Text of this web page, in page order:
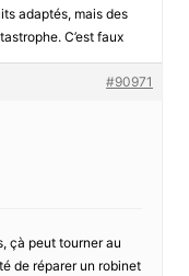
adaptés, mais des
C’est faux
#90971
çà peut tourner au
de réparer un robinet